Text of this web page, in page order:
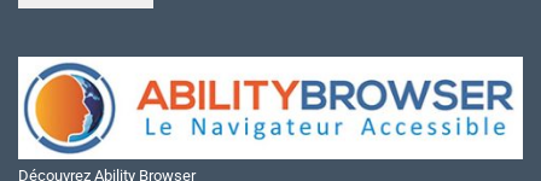
Découvrez Ability Browser